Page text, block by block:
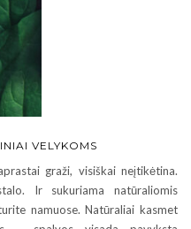
VELYKOMS
graži, visiškai neįtikėtina.
Ir sukuriama natūraliomis
namuose. Natūraliai kasmet